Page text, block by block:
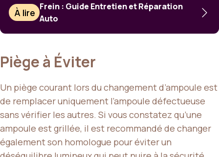
À lire
Frein : Guide Entretien et Réparation
Auto
Piège à Éviter
Un piège courant lors du changement d’ampoule est
de remplacer uniquement l’ampoule défectueuse
sans vérifier les autres. Si vous constatez qu’une
ampoule est grillée, il est recommandé de changer
également son homologue pour éviter un